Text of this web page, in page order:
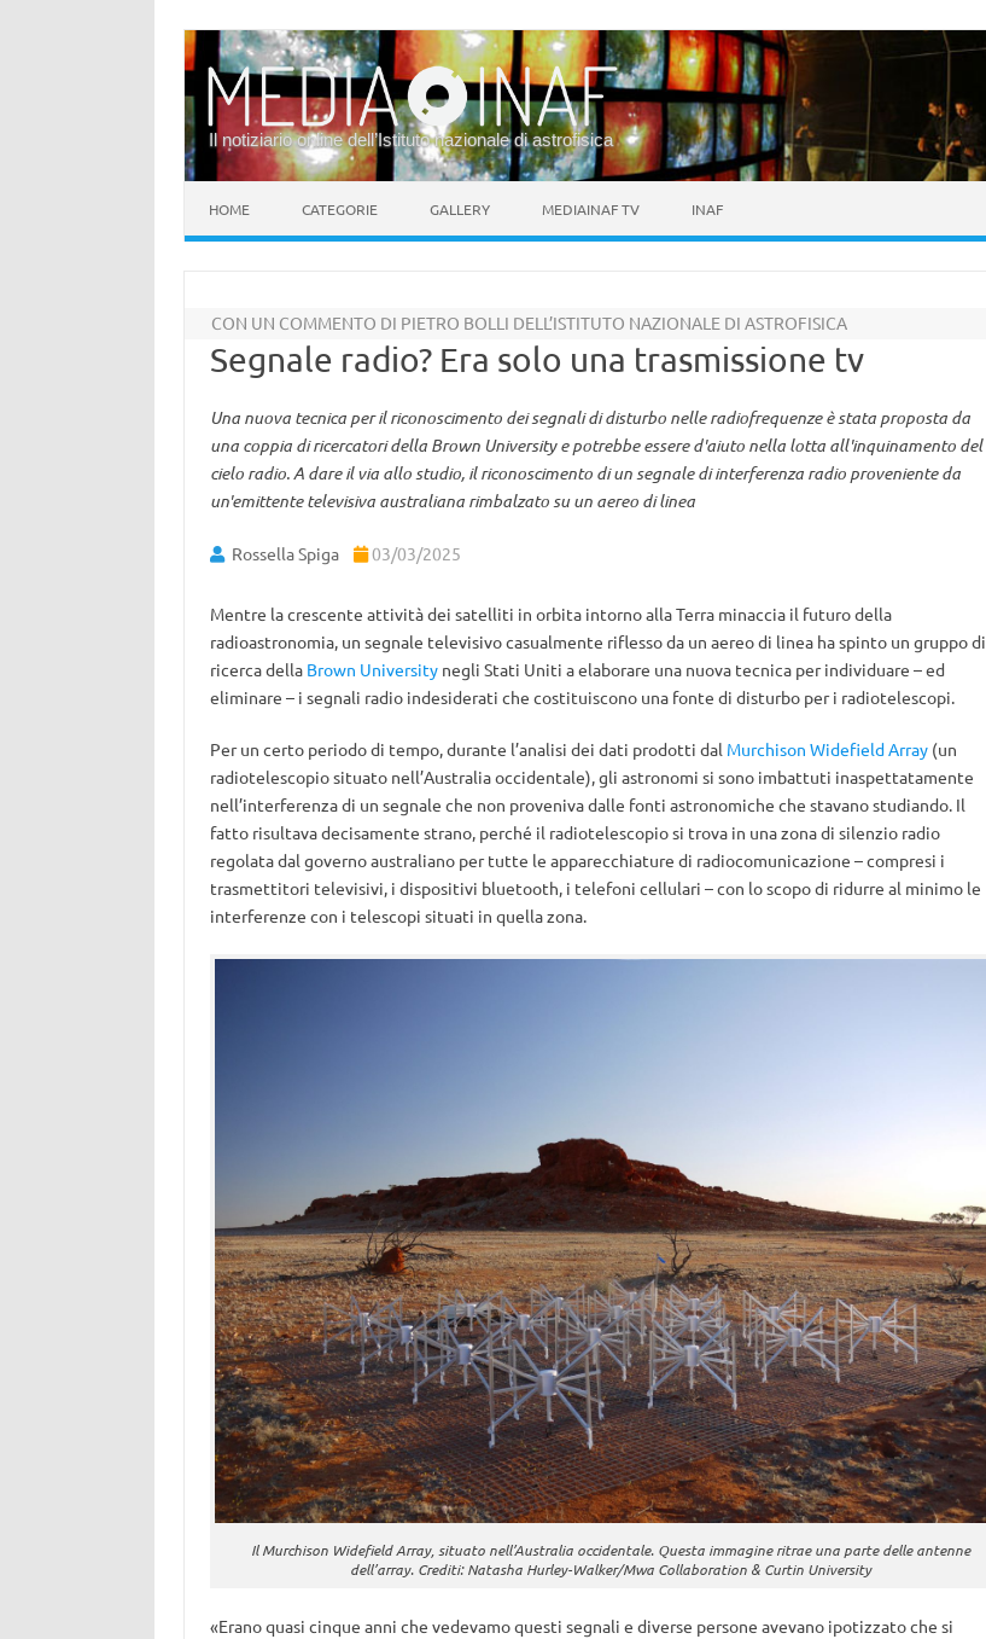
Il notiziario online dell’Istituto nazionale di astrofisica
HOME CATEGORIE GALLERY MEDIAINAF TV INAF
CON UN COMMENTO DI PIETRO BOLLI DELL’ISTITUTO NAZIONALE DI ASTROFISICA
Segnale radio? Era solo una trasmissione tv
Una nuova tecnica per il riconoscimento dei segnali di disturbo nelle radiofrequenze è stata proposta da
una coppia di ricercatori della Brown University e potrebbe essere d'aiuto nella lotta all'inquinamento del
cielo radio. A dare il via allo studio, il riconoscimento di un segnale di interferenza radio proveniente da
un'emittente televisiva australiana rimbalzato su un aereo di linea
Rossella Spiga 03/03/2025
Mentre la crescente attività dei satelliti in orbita intorno alla Terra minaccia il futuro della
radioastronomia, un segnale televisivo casualmente riflesso da un aereo di linea ha spinto un gruppo di
ricerca della Brown Universitynegli Stati Uniti a elaborare una nuova tecnica per individuare – ed
eliminare – i segnali radio indesiderati che costituiscono una fonte di disturbo per i radiotelescopi.
Per un certo periodo di tempo, durante l’analisi dei dati prodotti dal Murchison Widefield Array(un
radiotelescopio situato nell’Australia occidentale), gli astronomi si sono imbattuti inaspettatamente
nell’interferenza di un segnale che non proveniva dalle fonti astronomiche che stavano studiando. Il
fatto risultava decisamente strano, perché il radiotelescopio si trova in una zona di silenzio radio
regolata dal governo australiano per tutte le apparecchiature di radiocomunicazione – compresi i
trasmettitori televisivi, i dispositivi bluetooth, i telefoni cellulari – con lo scopo di ridurre al minimo le
interferenze con i telescopi situati in quella zona.
Il Murchison Widefield Array, situato nell’Australia occidentale. Questa immagine ritrae una parte delle antenne
dell’array. Crediti: Natasha Hurley-Walker/Mwa Collaboration & Curtin University
«Erano quasi cinque anni che vedevamo questi segnali e diverse persone avevano ipotizzato che si